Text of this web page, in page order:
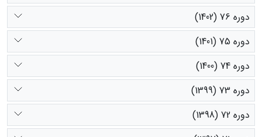
دوره 76 (1402)
دوره 75 (1401)
دوره 74 (1400)
دوره 73 (1399)
دوره 72 (1398)